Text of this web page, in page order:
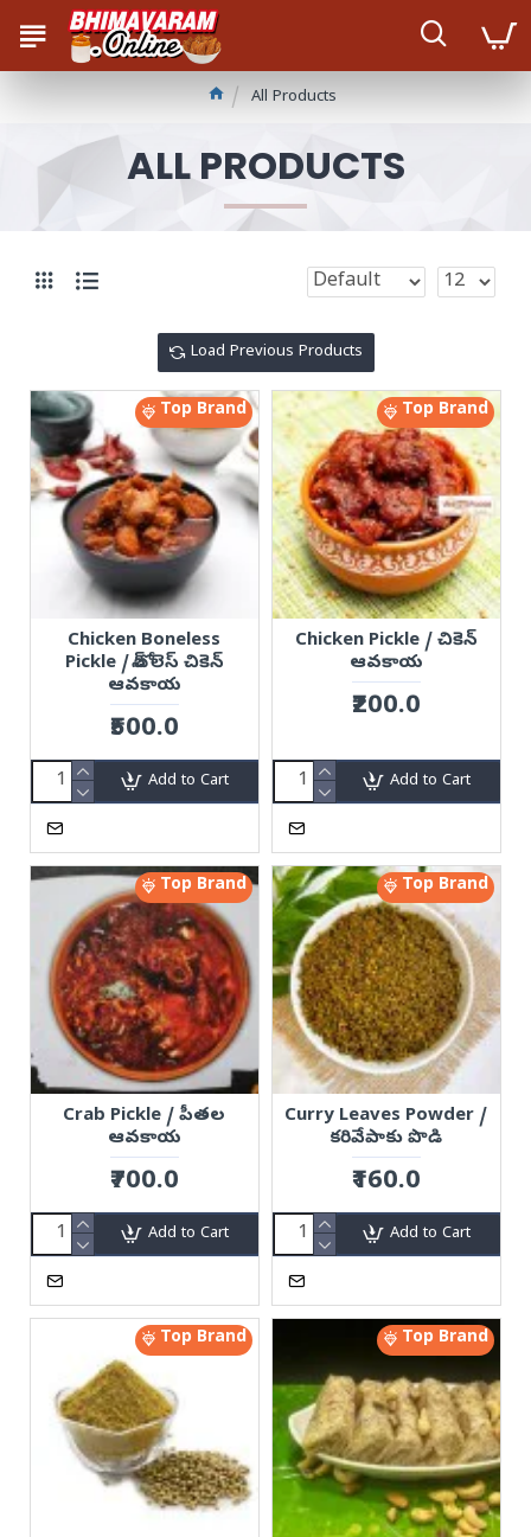
All Products
ALL PRODUCTS
Load Previous Products
Top Brand
Chicken Boneless
Pickle / బోన్ లెస్ చికెన్
ఆవకాయ
₹500.0
Add to Cart
Top Brand
Chicken Pickle / చికెన్
ఆవకాయ
₹200.0
Add to Cart
Top Brand
Crab Pickle / పీతల
ఆవకాయ
₹700.0
Add to Cart
Top Brand
Curry Leaves Powder /
కరివేపాకు పొడి
₹160.0
Add to Cart
Top Brand Top Brand